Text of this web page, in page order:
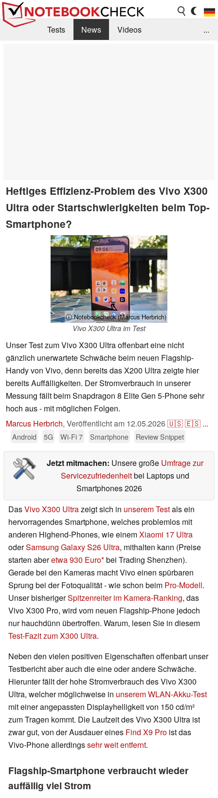
Tests News
Videos
...
Heftiges Effizienz-Problem des Vivo X300
Ultra oder Startschwierigkeiten beim Top-
Smartphone?
ⓘ Notebookcheck (Marcus Herbrich)
Vivo X300 Ultra im Test
Unser Test zum Vivo X300 Ultra offenbart eine nicht
gänzlich unerwartete Schwäche beim neuen Flagship-
Handy von Vivo, denn bereits das X200 Ultra zeigte hier
bereits Auffälligkeiten. Der Stromverbrauch in unserer
Messung fällt beim Snapdragon 8 Elite Gen 5-Phone sehr
hoch aus - mit möglichen Folgen.
Marcus Herbrich, Veröffentlicht am 12.05.2026🇺🇸🇪🇸 ...
Android 5G Wi-Fi 7 Smartphone Review Snippet
Jetzt mitmachen: Unsere große Umfrage zur
Servicezufriedenheitbei Laptops und
Smartphones 2026
DasVivo X300 Ultrazeigt sich in unserem Testals ein
hervorragendes Smartphone, welches problemlos mit
anderen Highend-Phones, wie einemXiaomi 17 Ultra
oderSamsung Galaxy S26 Ultra, mithalten kann (Preise
starten aberetwa 930 Euro bei Trading Shenzhen).
Gerade bei den Kameras macht Vivo einen spürbaren
Sprung bei der Fotoqualität - wie schon beim Pro-Modell.
Unser bisherigerSpitzenreiter im Kamera-Ranking, das
Vivo X300 Pro, wird vom neuen Flagship-Phone jedoch
nur hauchdünn übertroffen. Warum, lesen Sie in diesem
Test-Fazit zum X300 Ultra.
Neben den vielen positiven Eigenschaften offenbart unser
Testbericht aber auch die eine oder andere Schwäche.
Hierunter fällt der hohe Stromverbrauch des Vivo X300
Ultra, welcher möglichweise in unserem WLAN-Akku-Test
mit einer angepassten Displayhelligkeit von 150 cd/m²
zum Tragen kommt. Die Laufzeit des Vivo X300 Ultra ist
zwar gut, von der Ausdauer eines Find X9 Pro ist das
Vivo-Phone allerdingssehr weit entfernt.
Flagship-Smartphone verbraucht wieder
auffällig viel Strom